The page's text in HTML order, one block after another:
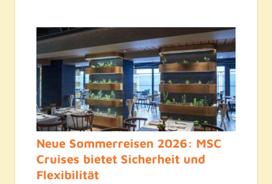
Neue Sommerreisen 2026: MSC
Cruises bietet Sicherheit und
Flexibilität